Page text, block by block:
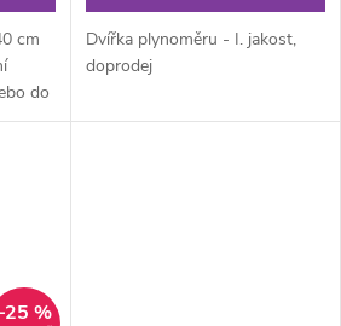
cm
do
Dvířka plynoměru - I. jakost,
doprodej
%